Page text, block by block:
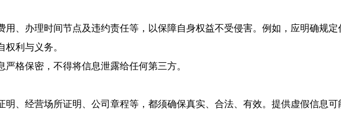
、办理时间节点及违约责任等，以保障自身权益不受侵害。例如，应明确规
利与义务。
格保密，不得将信息泄露给任何第三方。
、经营场所证明、公司章程等，都须确保真实、合法、有效。提供虚假信息